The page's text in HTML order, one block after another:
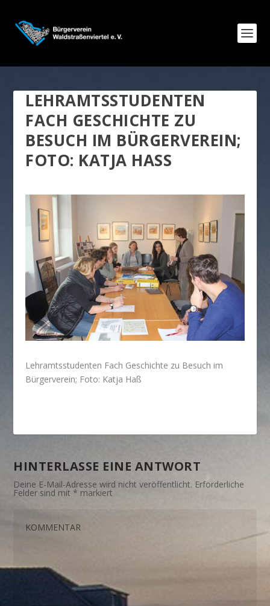
LEHRAMTSSTUDENTEN
FACH GESCHICHTE ZU
BESUCH IM BÜRGERVEREIN;
FOTO: KATJA HASS
Lehramtsstudenten Fach Geschichte zu Besuch im
Bürgerverein; Foto: Katja Haß
HINTERLASSE EINE ANTWORT
Deine E-Mail-Adresse wird nicht veröffentlicht. Erforderliche
Felder sind mit * markiert